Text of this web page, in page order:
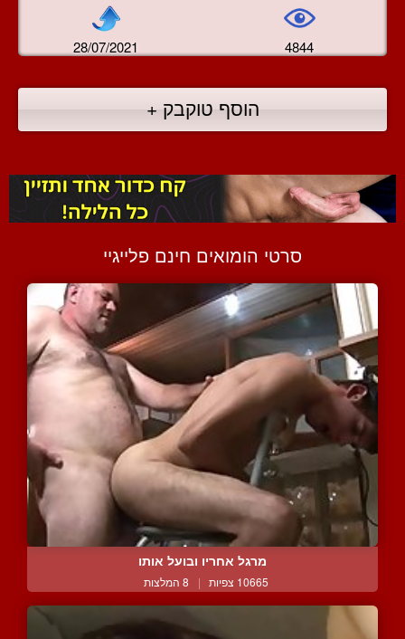
28/07/2021 4844
הוסף טוקבק +
סרטי הומואים חינם פלייגיי
מרגל אחריו ובועל אותו
10665 צפיות | 8 המלצות